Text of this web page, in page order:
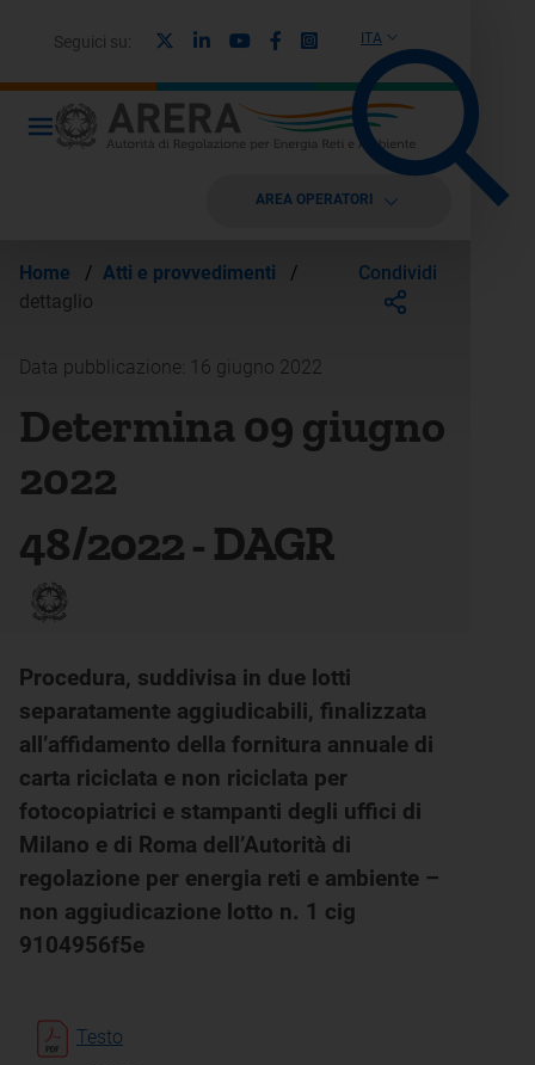
ITA
Seguici su: LinkedinYoutubeFacebook
Instagram
AREA OPERATORI
Home / Atti e provvedimenti
/
dettaglio
Condividi
Data pubblicazione: 16 giugno 2022
Determina 09 giugno
2022
48/2022 - DAGR
Procedura, suddivisa in due lotti
separatamente aggiudicabili, finalizzata
all’affidamento della fornitura annuale di
carta riciclata e non riciclata per
fotocopiatrici e stampanti degli uffici di
Milano e di Roma dell’Autorità di
regolazione per energia reti e ambiente –
non aggiudicazione lotto n. 1 cig
9104956f5e
Testo